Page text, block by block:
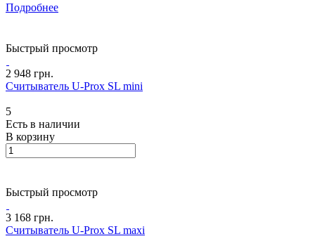
Подробнее
Быстрый просмотр
2 948 грн.
Считыватель U-Prox SL mini
5
Есть в наличии
В корзину
Быстрый просмотр
3 168 грн.
Считыватель U-Prox SL maxi